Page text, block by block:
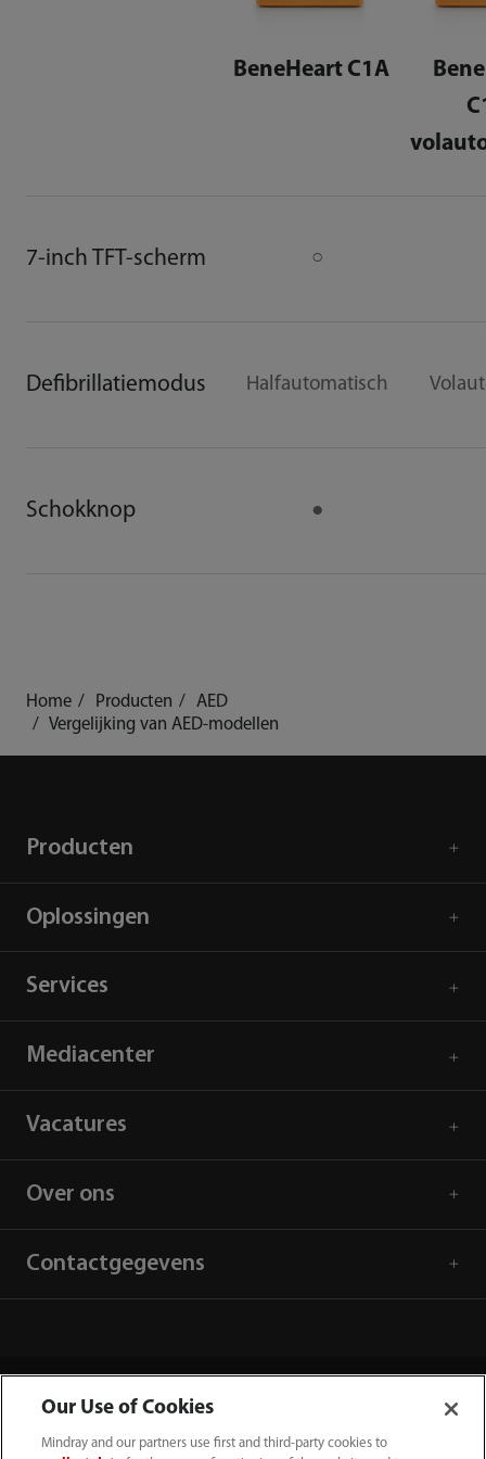
7-inch TFT-scherm
Defibrillatiemodus
Schokknop
BeneHeart C1A
○
Halfautomatisch
●
Home Producten
AED
Vergelijking van AED-modellen
Producten
Oplossingen
Services
Mediacenter
Vacatures
Over ons
Contactgegevens
Our Use of Cookies
Mindray and our partners use first and third-party cookies to